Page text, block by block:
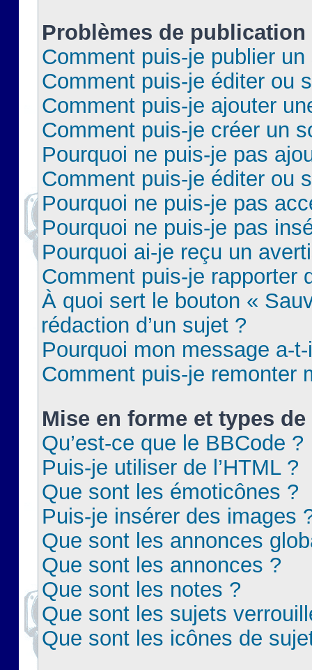
Problèmes de publication
Comment puis-je publier
Comment puis-je éditer ou
Comment puis-je ajouter
Comment puis-je créer un
Pourquoi ne puis-je pas
Comment puis-je éditer ou
Pourquoi ne puis-je pas
Pourquoi ne puis-je pas
Pourquoi ai-je reçu un
Comment puis-je rapporter
À quoi sert le bouton «
rédaction d’un sujet ?
Pourquoi mon message a-
Comment puis-je remonter
Mise en forme et types
Qu’est-ce que le BBCode ?
Puis-je utiliser de l’HTML ?
Que sont les émoticônes ?
Puis-je insérer des images
Que sont les annonces
Que sont les annonces ?
Que sont les notes ?
Que sont les sujets
Que sont les icônes de